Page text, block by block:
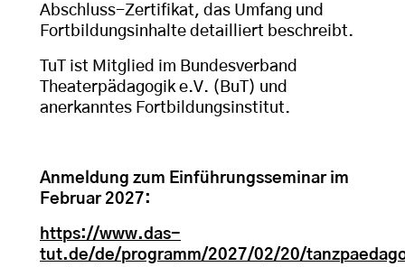
Abschluss-Zertifikat, das Umfang und
Fortbildungsinhalte detailliert beschreibt.
TuT ist Mitglied im Bundesverband
Theaterpädagogik e.V. (BuT) und
anerkanntes Fortbildungsinstitut.
Anmeldung zum Einführungsseminar im
Februar 2027:
https://www.das-
tut.de/de/programm/2027/02/20/